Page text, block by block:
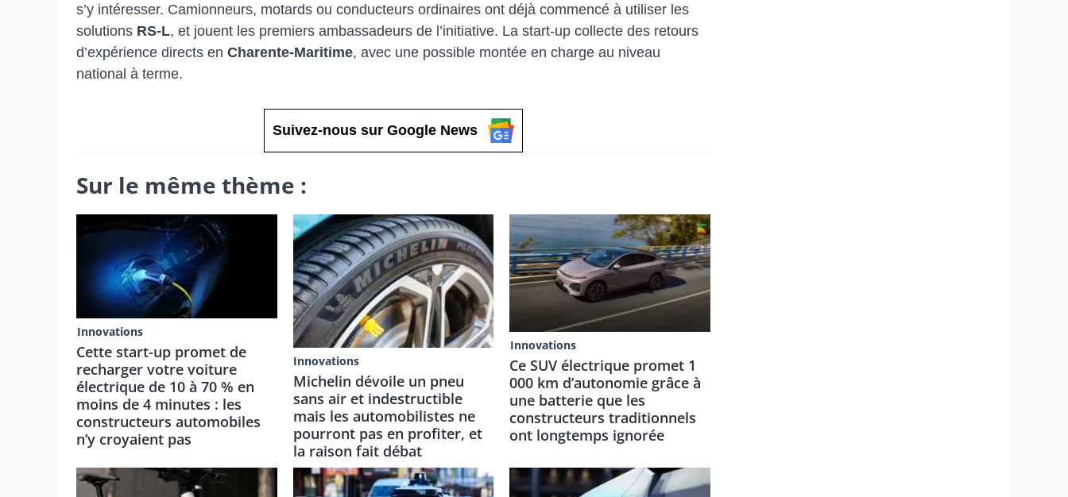
s’y intéresser. Camionneurs, motards ou conducteurs ordinaires ont déjà commencé à utiliser les
solutions RS-L, et jouent les premiers ambassadeurs de l’initiative. La start‑up collecte des retours
d’expérience directs en Charente‑Maritime, avec une possible montée en charge au niveau
national à terme.
Suivez-nous sur Google News
Sur le même thème :
Innovations
Cette start-up promet de
recharger votre voiture
électrique de 10 à 70 % en
moins de 4 minutes : les
constructeurs automobiles
n’y croyaient pas
Innovations
Michelin dévoile un pneu
sans air et indestructible
mais les automobilistes ne
pourront pas en profiter, et
la raison fait débat
Innovations
Ce SUV électrique promet 1
000 km d’autonomie grâce à
une batterie que les
constructeurs traditionnels
ont longtemps ignorée